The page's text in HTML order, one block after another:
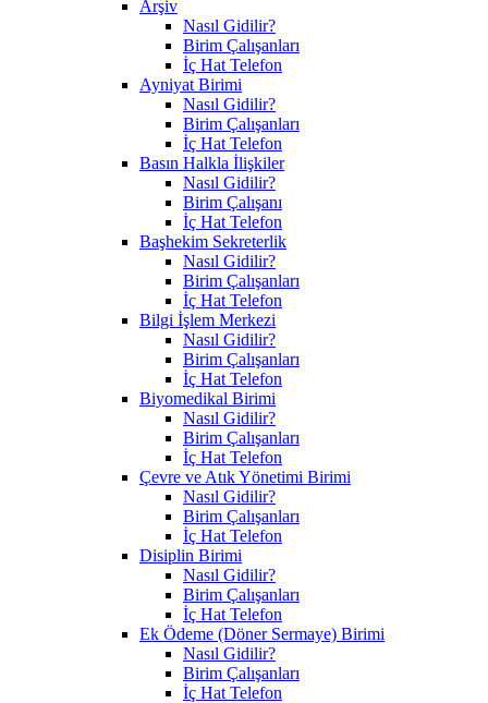
Arşiv
Nasıl Gidilir?
Birim Çalışanları
İç Hat Telefon
Ayniyat Birimi
Nasıl Gidilir?
Birim Çalışanları
İç Hat Telefon
Basın Halkla İlişkiler
Nasıl Gidilir?
Birim Çalışanı
İç Hat Telefon
Başhekim Sekreterlik
Nasıl Gidilir?
Birim Çalışanları
İç Hat Telefon
Bilgi İşlem Merkezi
Nasıl Gidilir?
Birim Çalışanları
İç Hat Telefon
Biyomedikal Birimi
Nasıl Gidilir?
Birim Çalışanları
İç Hat Telefon
Çevre ve Atık Yönetimi Birimi
Nasıl Gidilir?
Birim Çalışanları
İç Hat Telefon
Disiplin Birimi
Nasıl Gidilir?
Birim Çalışanları
İç Hat Telefon
Ek Ödeme (Döner Sermaye) Birimi
Nasıl Gidilir?
Birim Çalışanları
İç Hat Telefon